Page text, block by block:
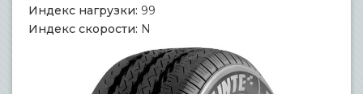
Индекс нагрузки: 99
Индекс скорости: N